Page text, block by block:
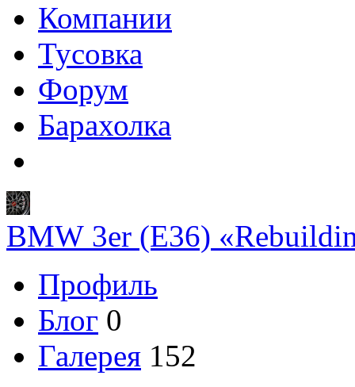
Компании
Тусовка
Форум
Барахолка
BMW 3er (E36)
Профиль
Блог 0
Галерея 152